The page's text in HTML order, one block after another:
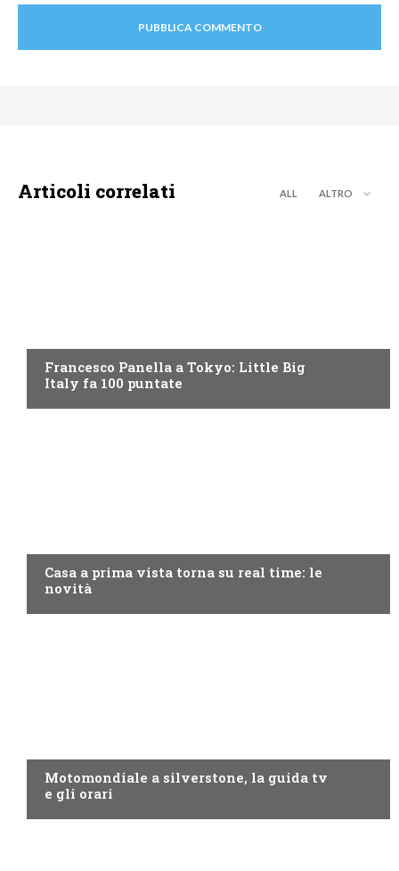
Articoli correlati ALL ALTRO
Francesco Panella a Tokyo: Little Big
Italy fa 100 puntate
Casa a prima vista torna su real time: le
novità
Motomondiale a silverstone, la guida tv
e gli orari